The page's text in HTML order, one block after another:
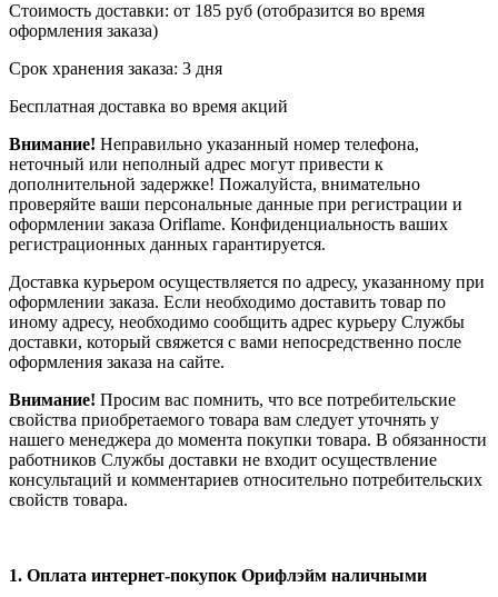
Стоимость доставки: от 185 руб (отобразится во время
оформления заказа)
Срок хранения заказа: 3 дня
Бесплатная доставка во время акций
Внимание! Неправильно указанный номер телефона,
неточный или неполный адрес могут привести к
дополнительной задержке! Пожалуйста, внимательно
проверяйте ваши персональные данные при регистрации и
оформлении заказа Oriflame. Конфиденциальность ваших
регистрационных данных гарантируется.
Доставка курьером осуществляется по адресу, указанному при
оформлении заказа. Если необходимо доставить товар по
иному адресу, необходимо сообщить адрес курьеру Службы
доставки, который свяжется с вами непосредственно после
оформления заказа на сайте.
Внимание! Просим вас помнить, что все потребительские
свойства приобретаемого товара вам следует уточнять у
нашего менеджера до момента покупки товара. В обязанности
работников Службы доставки не входит осуществление
консультаций и комментариев относительно потребительских
свойств товара.
1. Оплата интернет-покупок Орифлэйм наличными